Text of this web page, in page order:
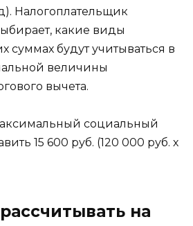
Налогоплательщик
какие виды
суммах будут учитываться в
величины
вычета.
социальный
15 600 руб. (120 000 руб. х
на